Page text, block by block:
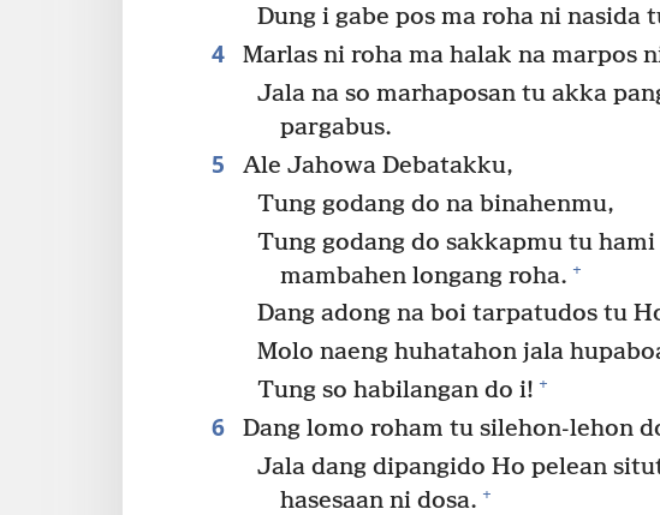
Dung i gabe pos ma roha ni nasida
4
Marlas ni roha ma halak na marpos
Jala na so marhaposan tu akka
pargabus.
5
Ale Jahowa Debatakku,
Tung godang do na binahenmu,
Tung godang do sakkapmu tu
mambahen longang roha. +
Dang adong na boi tarpatudos tu
Molo naeng huhatahon jala
Tung so habilangan do i! +
6 Dang lomo roham tu silehon-lehon
Jala dang dipangido Ho pelean
hasesaan ni dosa. +